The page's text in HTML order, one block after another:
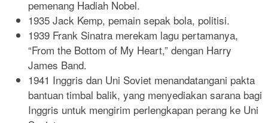
pemenang Hadiah Nobel.
1935 Jack Kemp, pemain sepak bola, politisi.
1939 Frank Sinatra merekam lagu pertamanya,
“From the Bottom of My Heart,” dengan Harry
James Band.
1941 Inggris dan Uni Soviet menandatangani pakta
bantuan timbal balik, yang menyediakan sarana bagi
Inggris untuk mengirim perlengkapan perang ke Uni